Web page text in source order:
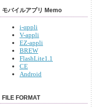
モバイルアプリ Memo
i-αppli
V-appli
EZ-appli
BREW
FlashLite1.1
CE
Android
FILE FORMAT